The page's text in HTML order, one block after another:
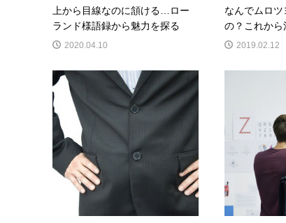
上から目線なのに頷ける…ロー
ランド様語録から魅力を探る
2020.04.10
なんでムロ
の？これか
2019.02.12